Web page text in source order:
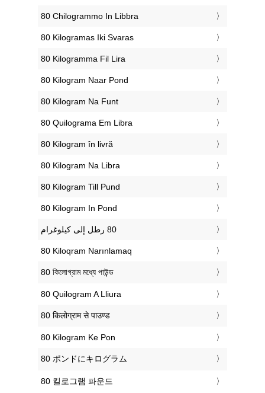
‎80 Chilogrammo In Libbra
‎80 Kilogramas Iki Svaras
‎80 Kilogramma Fil Lira
‎80 Kilogram Naar Pond
‎80 Kilogram Na Funt
‎80 Quilograma Em Libra
‎80 Kilogram în livră
‎80 Kilogram Na Libra
‎80 Kilogram Till Pund
‎80 Kilogram In Pond
‎80 Kiloqram Narınlamaq
‎80 কিলোগ্রাম মধ্যে পাউন্ড
‎80 Quilogram A Lliura
‎80 किलोग्राम से पाउण्ड
‎80 Kilogram Ke Pon
‎80 ポンドにキログラム
‎80 킬로그램 파운드